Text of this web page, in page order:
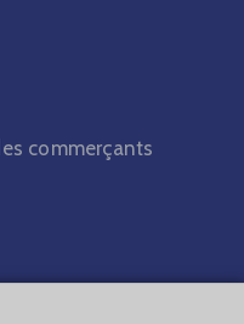
commerçants